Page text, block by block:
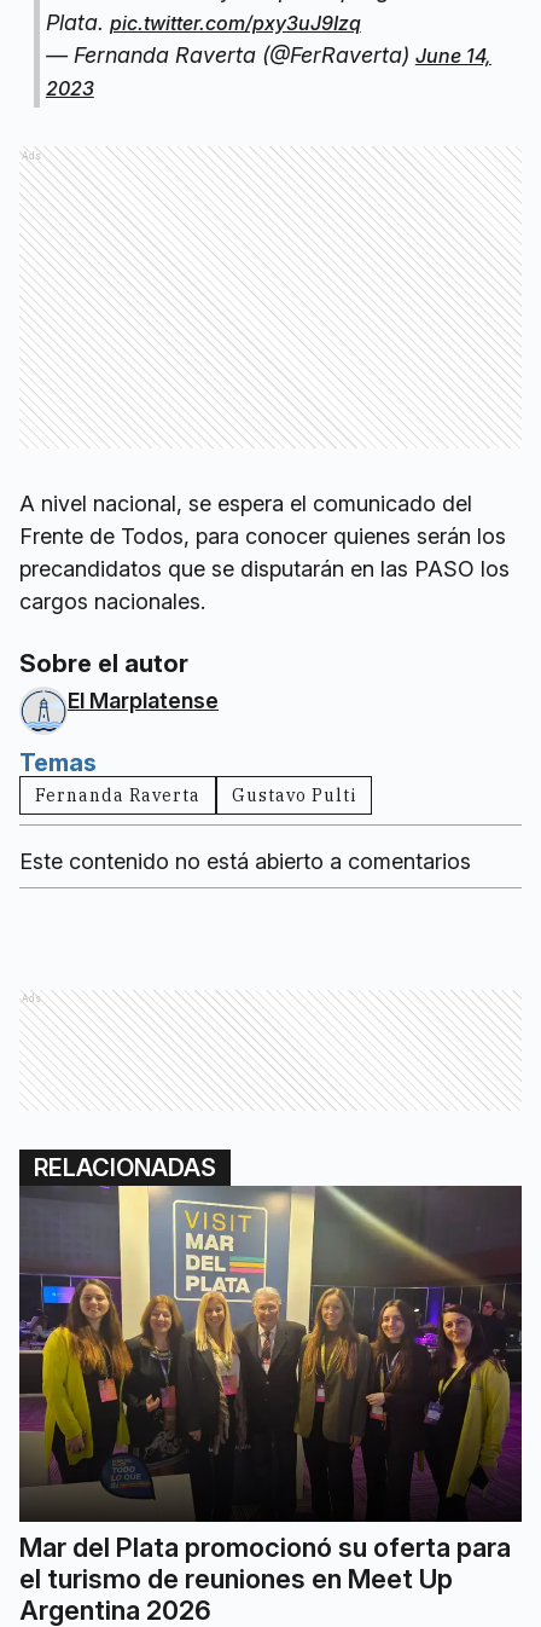
Plata. pic.twitter.com/pxy3uJ9Izq
— Fernanda Raverta (@FerRaverta) June 14,
2023
Ads
A nivel nacional, se espera el comunicado del
Frente de Todos, para conocer quienes serán los
precandidatos que se disputarán en las PASO los
cargos nacionales.
Sobre el autor
El Marplatense
Temas
Fernanda Raverta Gustavo Pulti
Este contenido no está abierto a comentarios
Ads
RELACIONADAS
Mar del Plata promocionó su oferta para
el turismo de reuniones en Meet Up
Argentina 2026